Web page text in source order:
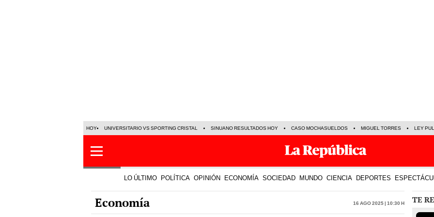
HOY UNIVERSITARIO VS SPORTING CRISTAL SINUANO RESULTADOS HOY CASO MOCHASUELDOS MIGUEL TORRES LEY
LO ÚLTIMO POLÍTICA OPINIÓN ECONOMÍA SOCIEDAD MUNDO CIENCIA DEPORTES
Economía 16 Ago 2025 | 10:30 h TE